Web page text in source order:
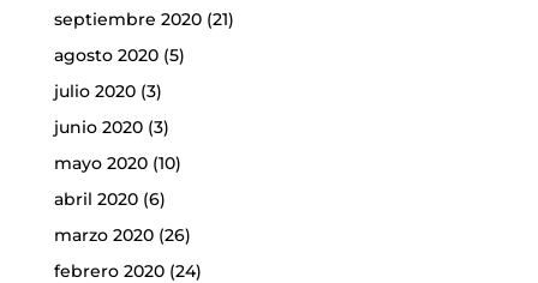
septiembre 2020(21)
agosto 2020(5)
julio 2020(3)
junio 2020(3)
mayo 2020(10)
abril 2020(6)
marzo 2020(26)
febrero 2020(24)